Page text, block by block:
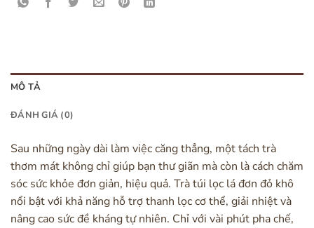
MÔ TẢ
ĐÁNH GIÁ (0)
Sau những ngày dài làm việc căng thẳng, một tách trà
thơm mát không chỉ giúp bạn thư giãn mà còn là cách chăm
sóc sức khỏe đơn giản, hiệu quả. Trà túi lọc lá đơn đỏ khô
nổi bật với khả năng hỗ trợ thanh lọc cơ thể, giải nhiệt và
nâng cao sức đề kháng tự nhiên. Chỉ với vài phút pha chế,